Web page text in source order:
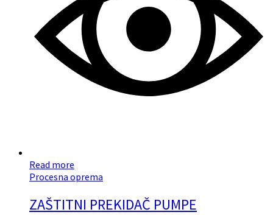
Read more
Procesna oprema
ZAŠTITNI PREKIDAČ PUMPE